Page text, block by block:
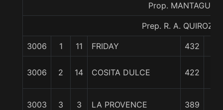
Prop. MANTAGUA
Prep. R. A. QUIROZ S.
3006 1 11 FRIDAY 432
3006 2 14 COSITA DULCE 422
3003 3 3 LA PROVENCE 389